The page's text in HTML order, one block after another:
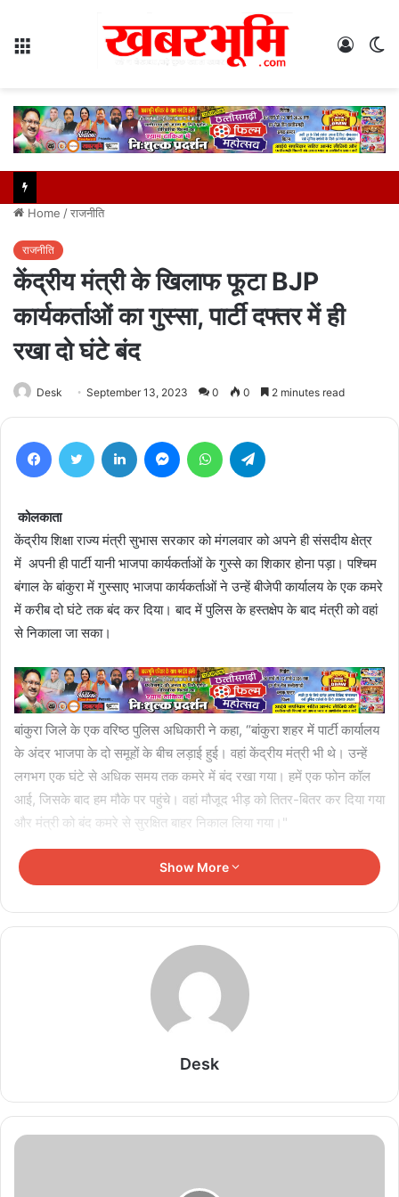
Log
Home /राजनीति
राजनीति
केंद्रीय मंत्री के खिलाफ फूटा BJP
कार्यकर्ताओं का गुस्सा, पार्टी दफ्तर में ही
रखा दो घंटे बंद
Desk September 13, 2023 0 0 2 minutes read
FacebookTwitter LinkedIn MessengerWhatsApp
कोलकाता
केंद्रीय शिक्षा राज्य मंत्री सुभास सरकार को मंगलवार को अपने ही संसदीय क्षेत्र
में अपनी ही पार्टी यानी भाजपा कार्यकर्ताओं के गुस्से का शिकार होना पड़ा। पश्चिम
बंगाल के बांकुरा में गुस्साए भाजपा कार्यकर्ताओं ने उन्हें बीजेपी कार्यालय के एक कमरे
में करीब दो घंटे तक बंद कर दिया। बाद में पुलिस के हस्तक्षेप के बाद मंत्री को वहां
से निकाला जा सका।
बांकुरा जिले के एक वरिष्ठ पुलिस अधिकारी ने कहा, “बांकुरा शहर में पार्टी कार्यालय
के अंदर भाजपा के दो समूहों के बीच लड़ाई हुई। वहां केंद्रीय मंत्री भी थे। उन्हें
लगभग एक घंटे से अधिक समय तक कमरे में बंद रखा गया। हमें एक फोन कॉल
आई, जिसके बाद हम मौके पर पहुंचे। वहां मौजूद भीड़ को तितर-बितर कर दिया गया
और मंत्री को बंद कमरे से सुरक्षित बाहर निकाल लिया गया।"
बता दें कि बांकुरा से बीजेपी के सांसद और केंद्र की नरेंद्र मोदी सरकार में शिक्षा
राज्य मंत्री डॉ. सुभास सरकार मंगलवार की सुबह जिले के पार्टी कार्यालय में एक
बैठक करने पहुंचे थे लेकिन गुस्साए पार्टी कार्यकर्ताओं ने उन्हें पार्टी कार्यालय के एक
खिलाफ नारेबाजी भी की। बताया जा रहा है कि इसके बाद पार्टी के दो गुटों के बीच
हाथापाई भी हुई। केंद्रीय मंत्री ने इस घटना के बारे में बांकुरा में मीडियाकर्मियों को
कोई जवाब नहीं दिया। एचटी ने भी उनसे संपर्क करने की कोशिश की लेकिन
उन्होंने कॉल का जवाब नहीं दिया। दूसरी तरफ बीजेपी प्रवक्ता समिक भट्टाचार्य ने
जानकारी नहीं है। पार्टी निश्चित रूप से मामले में हस्तक्षेप करेगी और जरूरी कदम
उठाएगी।”
Show More
Desk